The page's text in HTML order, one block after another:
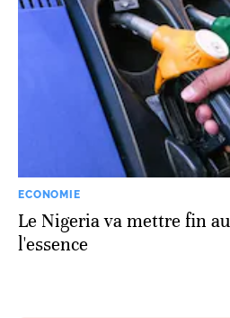
ECONOMIE
Le Nigeria va mettre fin
l'essence